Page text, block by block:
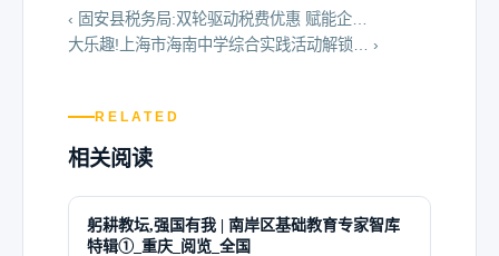
持并完成省级教改课题和厅级科研课
题，完成译著一部、参编外语教学与研
篇）综合教程两册。曾获得外研社“教学
汪福安
届全国小学教学特色设计大赛一等奖、
全国首届小学英语教师教学技能大赛二
夏铭
昆明市盘龙区金辰中学
高级英语教师，获评云南省教学成果奖
室主持人，盘龙区兼职教研员，认证国
项目优秀学员；曾执教云南省“一对一数
外国语学院硕士专业学位研究生校外导
师、云南师范大学高中英语培训班首席
施与教学指导意见》《2021年云南省普
十余部著作。多篇论文发表于Eleot国际
学术会议会刊、国家核心期刊、省市级
‹ 固安县税务局:双轮驱动税费优惠 赋能企…
大乐趣!上海市海南中学综合实践活动解锁… ›
RELATED
相关阅读
躬耕教坛,强国有我 | 南岸区基础教育专家智库
特辑①_重庆_阅览_全国